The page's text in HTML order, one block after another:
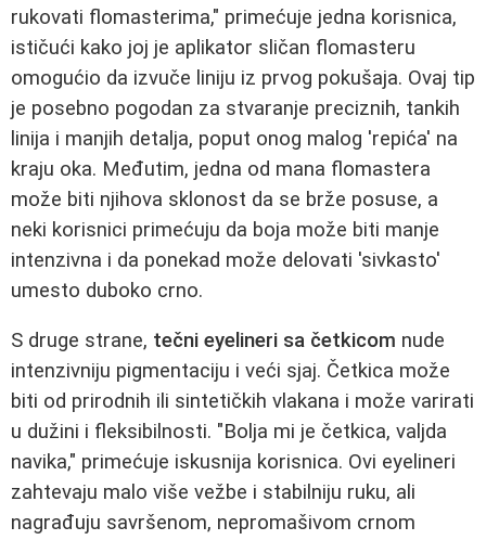
rukovati flomasterima," primećuje jedna korisnica,
ističući kako joj je aplikator sličan flomasteru
omogućio da izvuče liniju iz prvog pokušaja. Ovaj tip
je posebno pogodan za stvaranje preciznih, tankih
linija i manjih detalja, poput onog malog 'repića' na
kraju oka. Međutim, jedna od mana flomastera
može biti njihova sklonost da se brže posuse, a
neki korisnici primećuju da boja može biti manje
intenzivna i da ponekad može delovati 'sivkasto'
umesto duboko crno.
S druge strane, tečni eyelineri sa četkicom nude
intenzivniju pigmentaciju i veći sjaj. Četkica može
biti od prirodnih ili sintetičkih vlakana i može varirati
u dužini i fleksibilnosti. "Bolja mi je četkica, valjda
navika," primećuje iskusnija korisnica. Ovi eyelineri
zahtevaju malo više vežbe i stabilniju ruku, ali
nagrađuju savršenom, nepromašivom crnom